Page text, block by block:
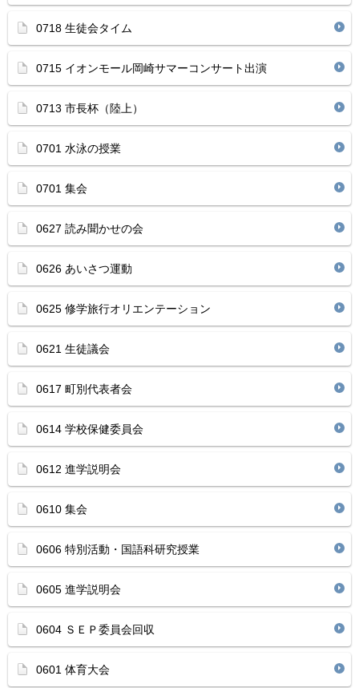
0718 生徒会タイム
0715 イオンモール岡崎サマーコンサート出演
0713 市長杯（陸上）
0701 水泳の授業
0701 集会
0627 読み聞かせの会
0626 あいさつ運動
0625 修学旅行オリエンテーション
0621 生徒議会
0617 町別代表者会
0614 学校保健委員会
0612 進学説明会
0610 集会
0606 特別活動・国語科研究授業
0605 進学説明会
0604 ＳＥＰ委員会回収
0601 体育大会